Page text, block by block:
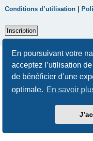
En poursuivant votre
acceptez l’utilisation
de bénéficier d’une
optimale. En savoir
Conditions d’utilisation
Inscription
Développé par
Traduction